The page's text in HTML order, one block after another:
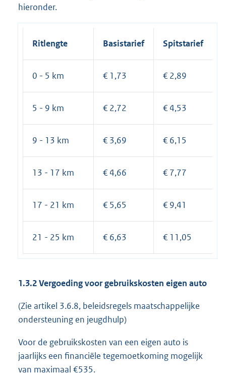
hieronder.
Ritlengte Basistarief Spitstarief
0 - 5 km € 1,73 € 2,89
5 - 9 km € 2,72 € 4,53
9 - 13 km € 3,69 € 6,15
13 - 17 km € 4,66 € 7,77
17 - 21 km € 5,65 € 9,41
21 - 25 km € 6,63 € 11,05
1.3.2 Vergoeding voor gebruikskosten eigen auto
(Zie artikel 3.6.8, beleidsregels maatschappelijke
ondersteuning en jeugdhulp)
Voor de gebruikskosten van een eigen auto is
jaarlijks een financiële tegemoetkoming mogelijk
van maximaal €535.